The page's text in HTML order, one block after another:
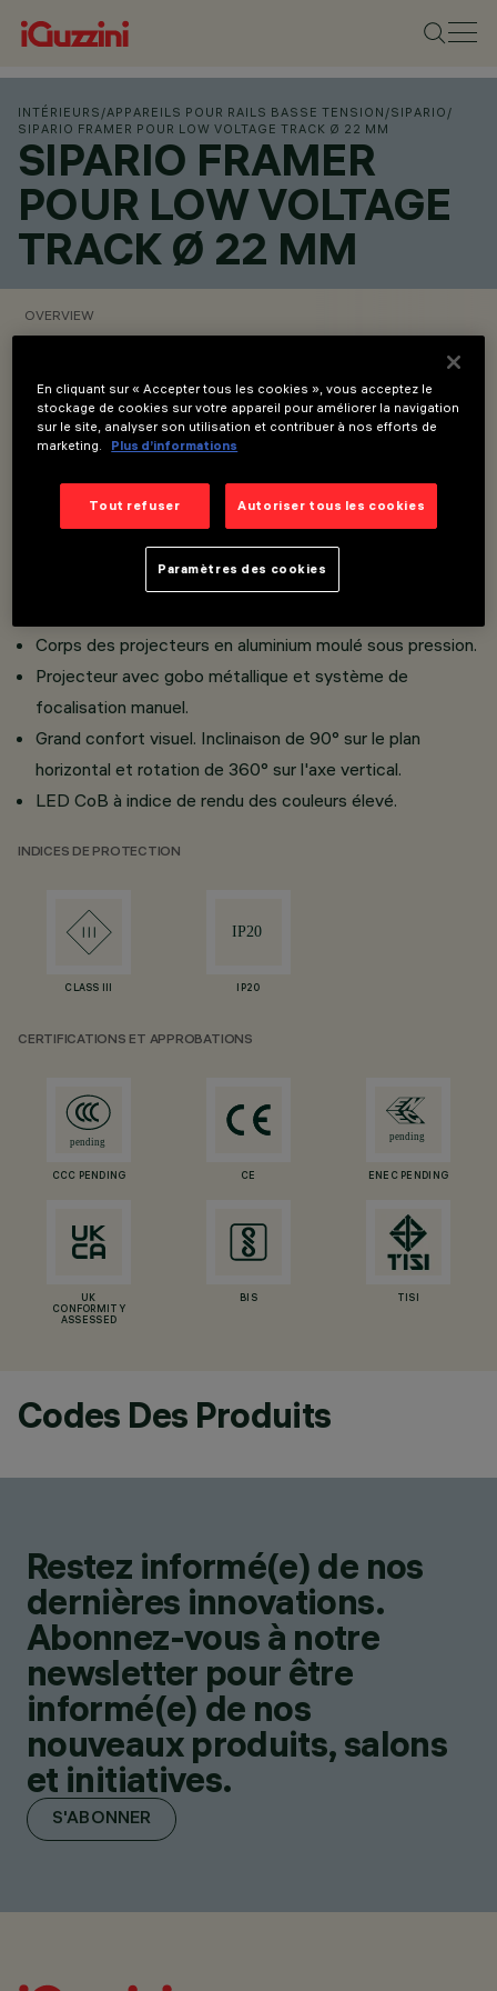
INTÉRIEURS /APPAREILS POUR RAILS BASSE TENSION /SIPARIO /
SIPARIO FRAMER POUR LOW VOLTAGE TRACK Ø 22 MM
SIPARIO FRAMER
POUR LOW VOLTAGE
TRACK Ø 22 MM
OVERVIEW
Overview
Projecteurs miniaturisés avec convertisseur DC/DC
Corps des projecteurs en aluminium moulé sous pression.
Projecteur avec gobo métallique et système de
focalisation manuel.
Grand confort visuel. Inclinaison de 90° sur le plan
horizontal et rotation de 360° sur l'axe vertical.
LED CoB à indice de rendu des couleurs élevé.
INDICES DE PROTECTION
CLASS III IP20
CERTIFICATIONS ET APPROBATIONS
CCC PENDING CE ENEC PENDING
UK
CONFORMITY
ASSESSED
BIS TISI
Codes Des Produits
Restez informé(e) de nos
dernières innovations.
Abonnez-vous à notre
newsletter pour être
informé(e) de nos
nouveaux produits, salons
et initiatives.
S'ABONNER
En cliquant sur « Accepter tous les cookies », vous acceptez le
stockage de cookies sur votre appareil pour améliorer la navigation
sur le site, analyser son utilisation et contribuer à nos efforts de
marketing.
Plus d’informations
Tout refuser Autoriser tous les cookies
Paramètres des cookies